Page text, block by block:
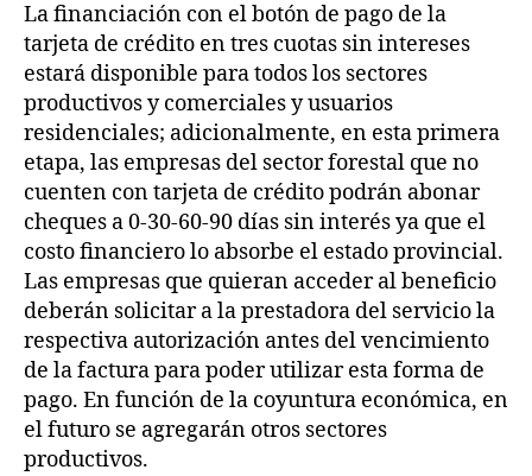
La financiación con el botón de pago de la
tarjeta de crédito en tres cuotas sin intereses
estará disponible para todos los sectores
productivos y comerciales y usuarios
residenciales; adicionalmente, en esta primera
etapa, las empresas del sector forestal que no
cuenten con tarjeta de crédito podrán abonar
cheques a 0-30-60-90 días sin interés ya que el
costo financiero lo absorbe el estado provincial.
Las empresas que quieran acceder al beneficio
deberán solicitar a la prestadora del servicio la
respectiva autorización antes del vencimiento
de la factura para poder utilizar esta forma de
pago. En función de la coyuntura económica, en
el futuro se agregarán otros sectores
productivos.